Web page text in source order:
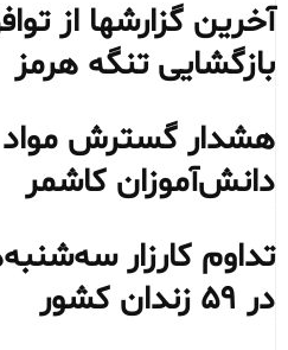
آخرین گزارشها از
بازگشایی تنگه هرمز
هشدار گسترش مواد
دانش‌آموزان کاشمر
تداوم کارزار
در ۵۹ زندان کشور